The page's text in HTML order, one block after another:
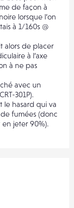
de façon à
lorsque l’on
à 1/160s @
alors de placer
à l’axe
à ne pas
avec un
301P).
le hasard qui va
fumées (donc
jeter 90%).